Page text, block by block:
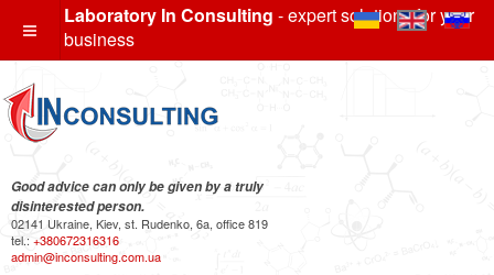
Laboratory In Consulting - expert solutions for your
business
Good advice can only be given by a truly
disinterested person.
02141 Ukraine, Kiev, st. Rudenko, 6a, office 819
tel.: +380672316316
admin@inconsulting.com.ua